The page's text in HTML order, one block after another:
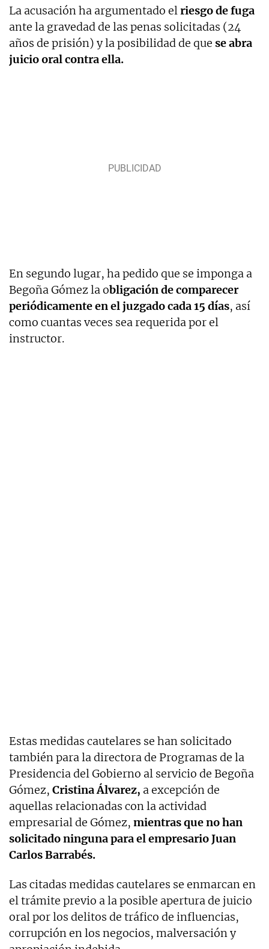
La acusación ha argumentado elriesgo de fuga
ante la gravedad de las penas solicitadas (24
años de prisión) y la posibilidad de que se abra
juicio oral contra ella.
En segundo lugar, ha pedido que se imponga a
Begoña Gómez la obligación de comparecer
periódicamente en el juzgado cada 15 días, así
como cuantas veces sea requerida por el
instructor.
Estas medidas cautelares se han solicitado
también para la directora de Programas de la
Presidencia del Gobierno al servicio de Begoña
Gómez, Cristina Álvarez, a excepción de
aquellas relacionadas con la actividad
empresarial de Gómez, mientras que no han
solicitado ninguna para el empresario Juan
Carlos Barrabés.
Las citadas medidas cautelares se enmarcan en
el trámite previo a la posible apertura de juicio
oral por los delitos de tráfico de influencias,
corrupción en los negocios, malversación y